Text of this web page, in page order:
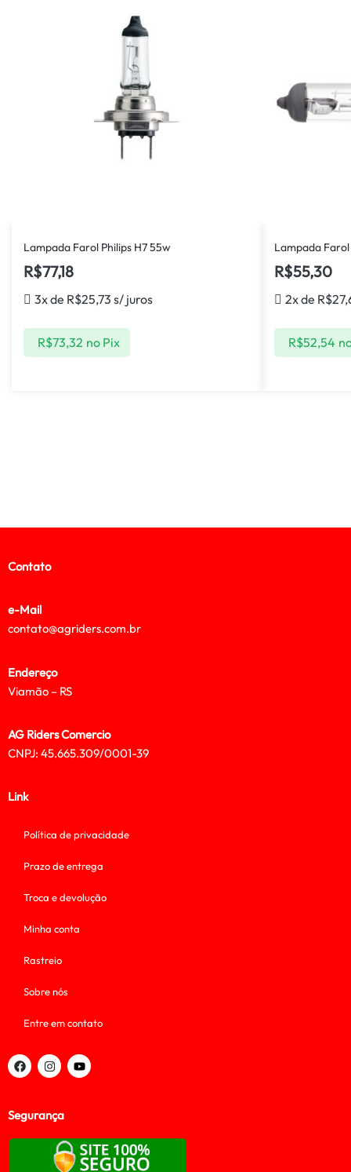
Lampada Farol Philips H7 55w
R$77,18
3x de R$25,73 s/ juros
R$73,32 no Pix
Lampada
R$55,30
2x de R$
R$52,54
Contato
e-Mail
contato@agriders.com.br
Endereço
Viamão – RS
AG Riders Comercio
CNPJ: 45.665.309/0001-39
Link
Política de privacidade
Prazo de entrega
Troca e devolução
Minha conta
Rastreio
Sobre nós
Entre em contato
Segurança